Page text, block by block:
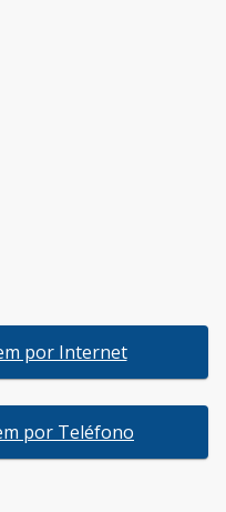
por Internet
por Teléfono